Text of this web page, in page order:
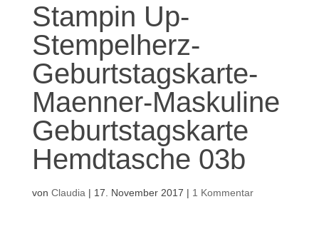
Stampin Up-
Stempelherz-
Geburtstagskarte-
Maenner-Maskuline
Geburtstagskarte
Hemdtasche 03b
von Claudia | 17. November 2017 | 1 Kommentar